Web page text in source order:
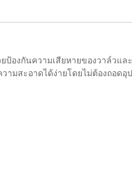
ป้องกันความเสียหายของวาล์วแ
ามสะอาดได้ง่ายโดยไม่ต้องถอด